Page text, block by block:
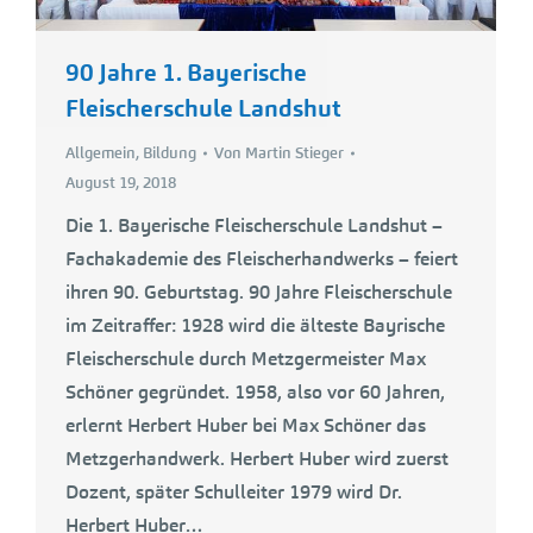
90 Jahre 1. Bayerische
Fleischerschule Landshut
Allgemein, Bildung Von Martin Stieger
August 19, 2018
Die 1. Bayerische Fleischerschule Landshut –
Fachakademie des Fleischerhandwerks – feiert
ihren 90. Geburtstag. 90 Jahre Fleischerschule
im Zeitraffer: 1928 wird die älteste Bayrische
Fleischerschule durch Metzgermeister Max
Schöner gegründet. 1958, also vor 60 Jahren,
erlernt Herbert Huber bei Max Schöner das
Metzgerhandwerk. Herbert Huber wird zuerst
Dozent, später Schulleiter 1979 wird Dr.
Herbert Huber…